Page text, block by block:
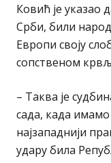
Ковић је указао
Срби, били народ
Европи своју
сопственом
– Таква је
сада, када имамо
најзападнији
удару била